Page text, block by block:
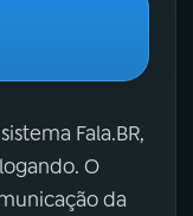
Fala.BR,
O
da